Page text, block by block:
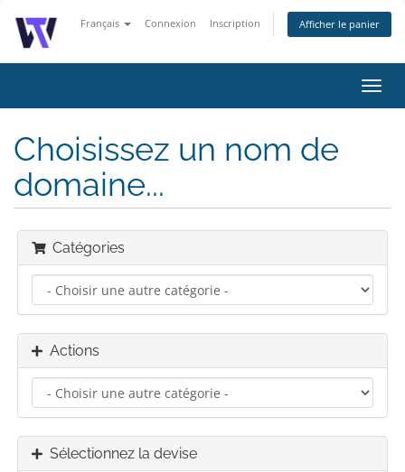
Français Connexion Inscription Afficher le panier
la
Choisissez un nom de
domaine...
Catégories
Actions
Sélectionnez la devise